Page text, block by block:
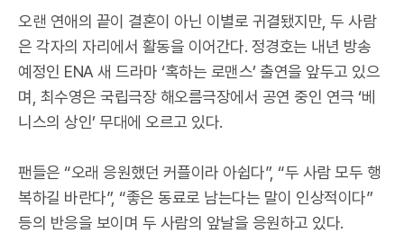
오랜 연애의 끝이 결혼이 아닌 이별로 귀결됐지만, 두 사람
은 각자의 자리에서 활동을 이어간다. 정경호는 내년 방송
예정인 ENA 새 드라마 ‘혹하는 로맨스’ 출연을 앞두고 있으
며, 최수영은 국립극장 해오름극장에서 공연 중인 연극 ‘베
니스의 상인’ 무대에 오르고 있다.
팬들은 “오래 응원했던 커플이라 아쉽다”, “두 사람 모두 행
복하길 바란다”, “좋은 동료로 남는다는 말이 인상적이다”
등의 반응을 보이며 두 사람의 앞날을 응원하고 있다.